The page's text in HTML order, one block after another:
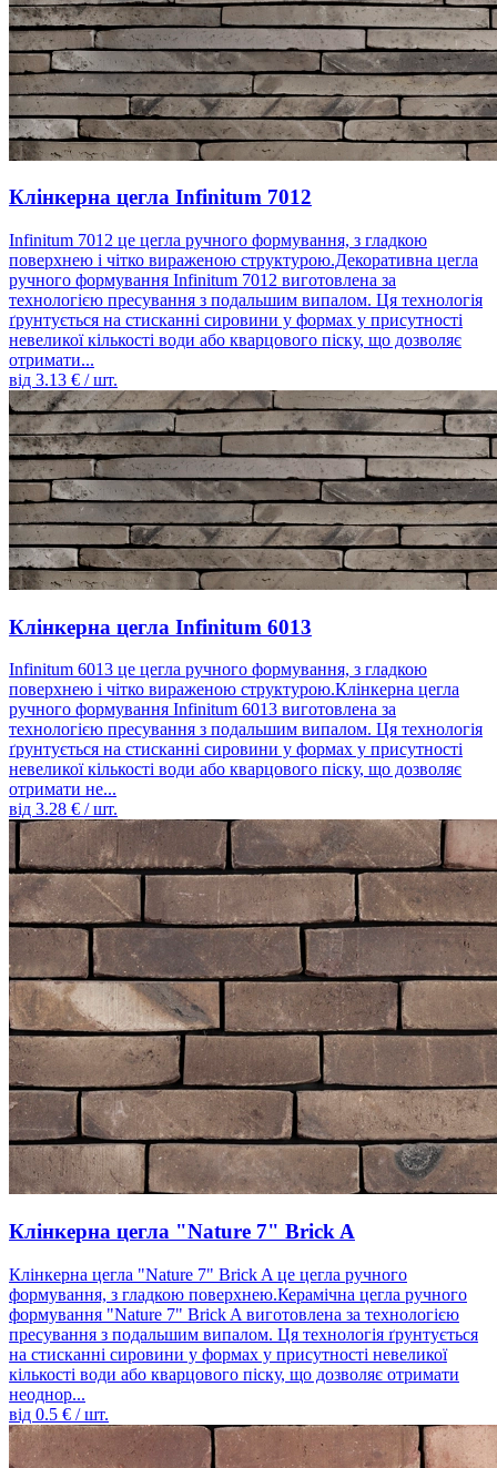
Клінкерна цегла Infinitum 7012
Infinitum 7012 це цегла ручного формування, з гладкою
поверхнею і чітко вираженою структурою.Декоративна цегла
ручного формування Infinitum 7012 виготовлена ​​за
технологією пресування з подальшим випалом. Ця технологія
ґрунтується на стисканні сировини у формах у присутності
невеликої кількості води або кварцового піску, що дозволяє
отримати...
від 3.13 € / шт.
Клінкерна цегла Infinitum 6013
Infinitum 6013 це цегла ручного формування, з гладкою
поверхнею і чітко вираженою структурою.Клінкерна цегла
ручного формування Infinitum 6013 виготовлена ​​за
технологією пресування з подальшим випалом. Ця технологія
ґрунтується на стисканні сировини у формах у присутності
невеликої кількості води або кварцового піску, що дозволяє
отримати не...
від 3.28 € / шт.
Клінкерна цегла "Nature 7" Brick A
Клінкерна цегла "Nature 7" Brick A це цегла ручного
формування, з гладкою поверхнею.Керамічна цегла ручного
формування "Nature 7" Brick A виготовлена ​​за технологією
пресування з подальшим випалом. Ця технологія ґрунтується
на стисканні сировини у формах у присутності невеликої
кількості води або кварцового піску, що дозволяє отримати
неоднор...
від 0.5 € / шт.